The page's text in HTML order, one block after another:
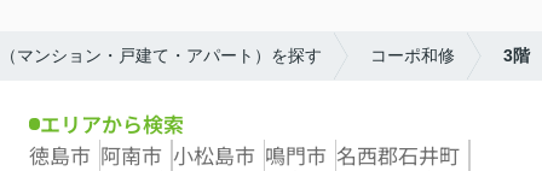
マンション・戸建て・アパート）を探す コーポ和修 3階
エリアから検索
徳島市 阿南市 小松島市 鳴門市 名西郡石井町